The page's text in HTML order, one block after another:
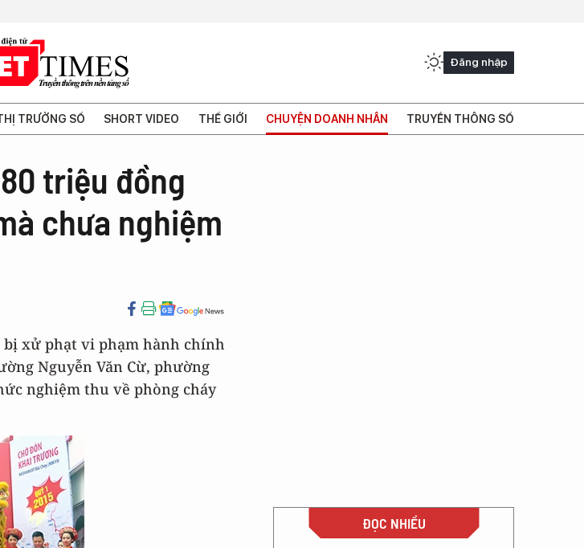
Đăng nhập
TRƯỜNG SỐ SHORT VIDEO THẾ GIỚI CHUYỆN DOANH NHÂN TRUYỀN THÔNG SỐ
triệu đồng
chưa nghiệm
bị xử phạt vi phạm hành chính
Nguyễn Văn Cừ, phường
nghiệm thu về phòng cháy
ĐỌC NHIỀU